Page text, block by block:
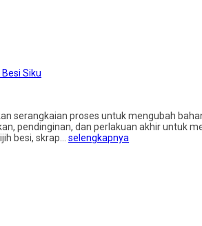
Besi Siku
serangkaian proses untuk mengubah
pendinginan, dan perlakuan akhir untuk
besi, skrap… selengkapnya